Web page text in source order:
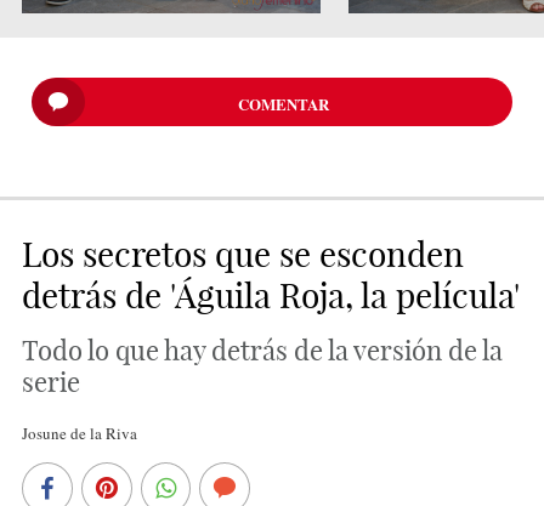
COMENTAR
Los secretos que se esconden
detrás de 'Águila Roja, la película'
Todo lo que hay detrás de la versión de la
serie
Josune de la Riva